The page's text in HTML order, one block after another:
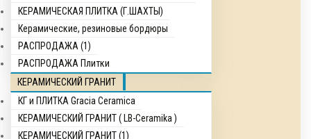
КЕРАМИЧЕСКАЯ ПЛИТКА (Г.ШАХТЫ)
Керамические, резиновые бордюры
РАСПРОДАЖА (1)
РАСПРОДАЖА Плитки
КЕРАМИЧЕСКИЙ ГРАНИТ
КГ и ПЛИТКА Gracia Ceramica
КЕРАМИЧЕСКИЙ ГРАНИТ ( LB-Ceramika )
КЕРАМИЧЕСКИЙ ГРАНИТ (1)